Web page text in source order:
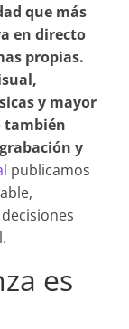
que más
en directo
propias.
y mayor
también
y
publicamos
es